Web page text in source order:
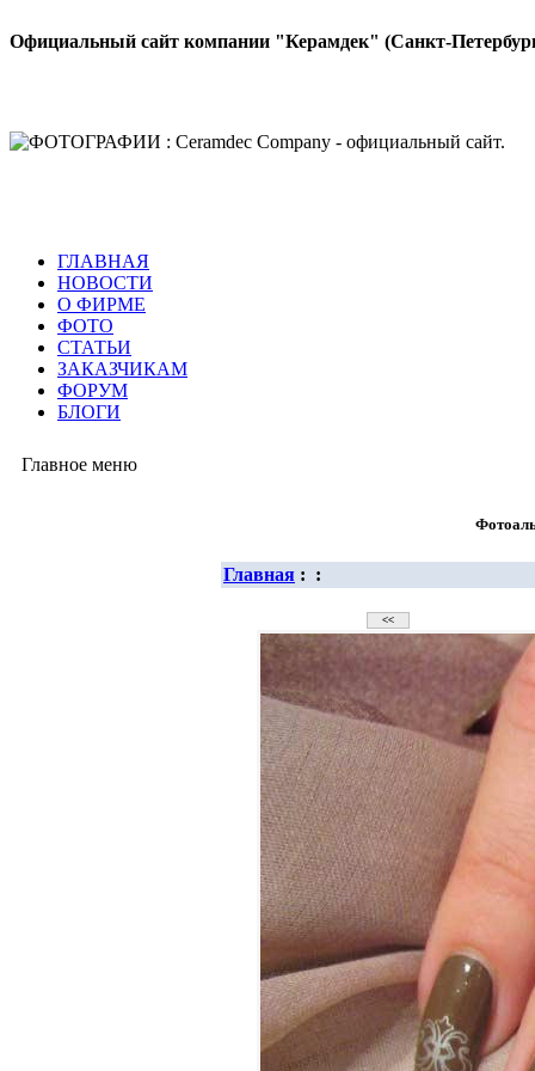
Официальный сайт компании "Керамдек" (Санкт-
ГЛАВНАЯ
НОВОСТИ
О ФИРМЕ
ФОТО
СТАТЬИ
ЗАКАЗЧИКАМ
ФОРУМ
БЛОГИ
Главное меню
Главная : :